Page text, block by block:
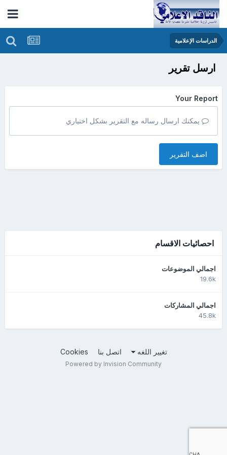
الدراسات الإعلامية
ارسل تقرير
Your Report
يمكنك ارسال رساله مع التقرير بشكل اختياري
اضف التقرير
احصائيات الاقسام
اجمالي الموضوعات
19.6k
اجمالي المشاركات
45.8k
تغيير اللغه اتصل بنا Cookies
Powered by Invision Community